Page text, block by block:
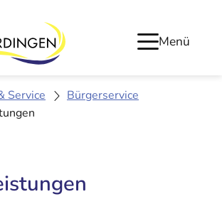
Menü
Service
Bürgerservice